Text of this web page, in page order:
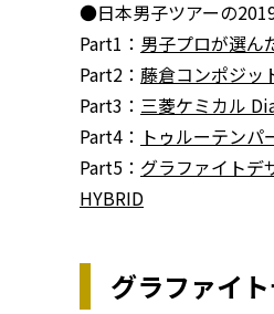
●日本男子ツアーの
Part1： 男子プロが選ん
Part2： 藤倉コンポジッ
Part3： 三菱ケミカル
Part4： トゥルーテン
Part5： グラファイトデ
HYBRID
グラファイ